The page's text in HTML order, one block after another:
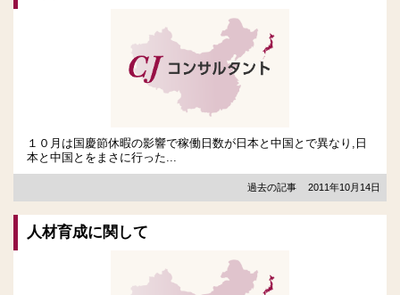
１０月は国慶節休暇の影響で稼働日数が日本と中国とで異なり,日
本と中国とをまさに行った...
過去の記事 2011年10月14日
人材育成に関して